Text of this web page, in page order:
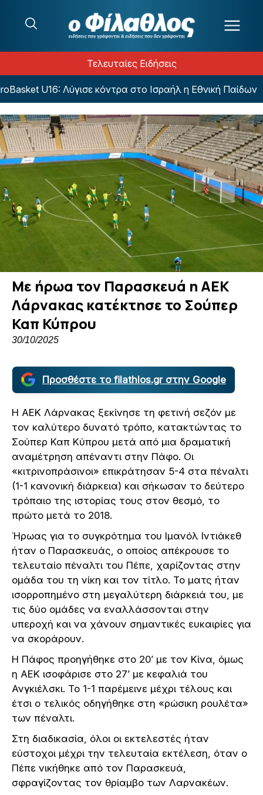
Τελευταίες Ειδήσεις
U16: Λύγισε κόντρα στο Ισραήλ η Εθνική Παίδων
Με ήρωα τον Παρασκευά η ΑΕΚ
Λάρνακας κατέκτησε το Σούπερ
Καπ Κύπρου
30/10/2025
Προσθέστε το filathlos.gr στην Google
Η ΑΕΚ Λάρνακας ξεκίνησε τη φετινή σεζόν με
τον καλύτερο δυνατό τρόπο, κατακτώντας το
Σούπερ Καπ Κύπρου μετά από μια δραματική
αναμέτρηση απέναντι στην Πάφο. Οι
«κιτρινοπράσινοι» επικράτησαν 5-4 στα πέναλτι
(1-1 κανονική διάρκεια) και σήκωσαν το δεύτερο
τρόπαιο της ιστορίας τους στον θεσμό, το
πρώτο μετά το 2018.
Ήρωας για το συγκρότημα του Ιμανόλ Ιντιάκεθ
ήταν ο Παρασκευάς, ο οποίος απέκρουσε το
τελευταίο πέναλτι του Πέπε, χαρίζοντας στην
ομάδα του τη νίκη και τον τίτλο. Το ματς ήταν
ισορροπημένο στη μεγαλύτερη διάρκειά του, με
τις δύο ομάδες να εναλλάσσονται στην
υπεροχή και να χάνουν σημαντικές ευκαιρίες για
να σκοράρουν.
Η Πάφος προηγήθηκε στο 20’ με τον Κίνα, όμως
η ΑΕΚ ισοφάρισε στο 27’ με κεφαλιά του
Ανγκιέλσκι. Το 1-1 παρέμεινε μέχρι τέλους και
έτσι ο τελικός οδηγήθηκε στη «ρώσικη ρουλέτα»
των πέναλτι.
Στη διαδικασία, όλοι οι εκτελεστές ήταν
εύστοχοι μέχρι την τελευταία εκτέλεση, όταν ο
Πέπε νικήθηκε από τον Παρασκευά,
σφραγίζοντας τον θρίαμβο των Λαρνακέων.